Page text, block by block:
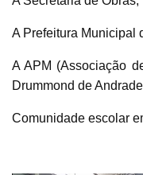
A Prefeitura Municipal
A APM (Associação
Drummond de
Comunidade escolar